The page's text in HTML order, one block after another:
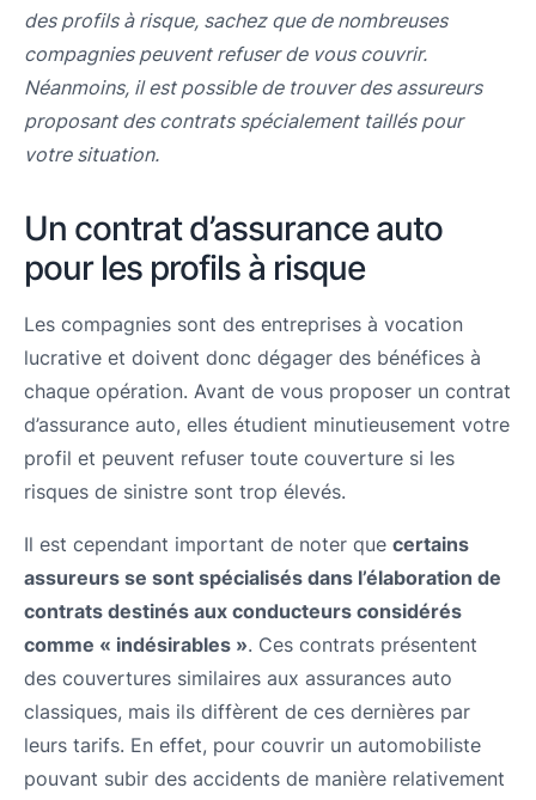
des profils à risque, sachez que de nombreuses
compagnies peuvent refuser de vous couvrir.
Néanmoins, il est possible de trouver des assureurs
proposant des contrats spécialement taillés pour
votre situation.
Un contrat d’assurance auto
pour les profils à risque
Les compagnies sont des entreprises à vocation
lucrative et doivent donc dégager des bénéfices à
chaque opération. Avant de vous proposer un contrat
d’assurance auto, elles étudient minutieusement votre
profil et peuvent refuser toute couverture si les
risques de sinistre sont trop élevés.
Il est cependant important de noter que certains
assureurs se sont spécialisés dans l’élaboration de
contrats destinés aux conducteurs considérés
comme « indésirables ». Ces contrats présentent
des couvertures similaires aux assurances auto
classiques, mais ils diffèrent de ces dernières par
leurs tarifs. En effet, pour couvrir un automobiliste
pouvant subir des accidents de manière relativement